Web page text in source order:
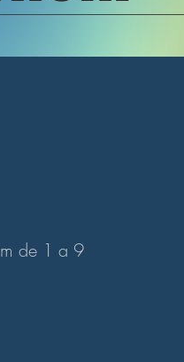
de 1 a 9